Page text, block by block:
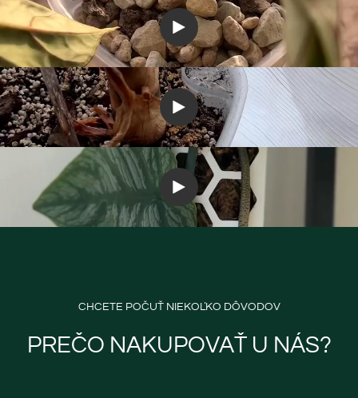
CHCETE POČUŤ NIEKOĽKO DÔVODOV
PREČO NAKUPOVAŤ U NÁS?